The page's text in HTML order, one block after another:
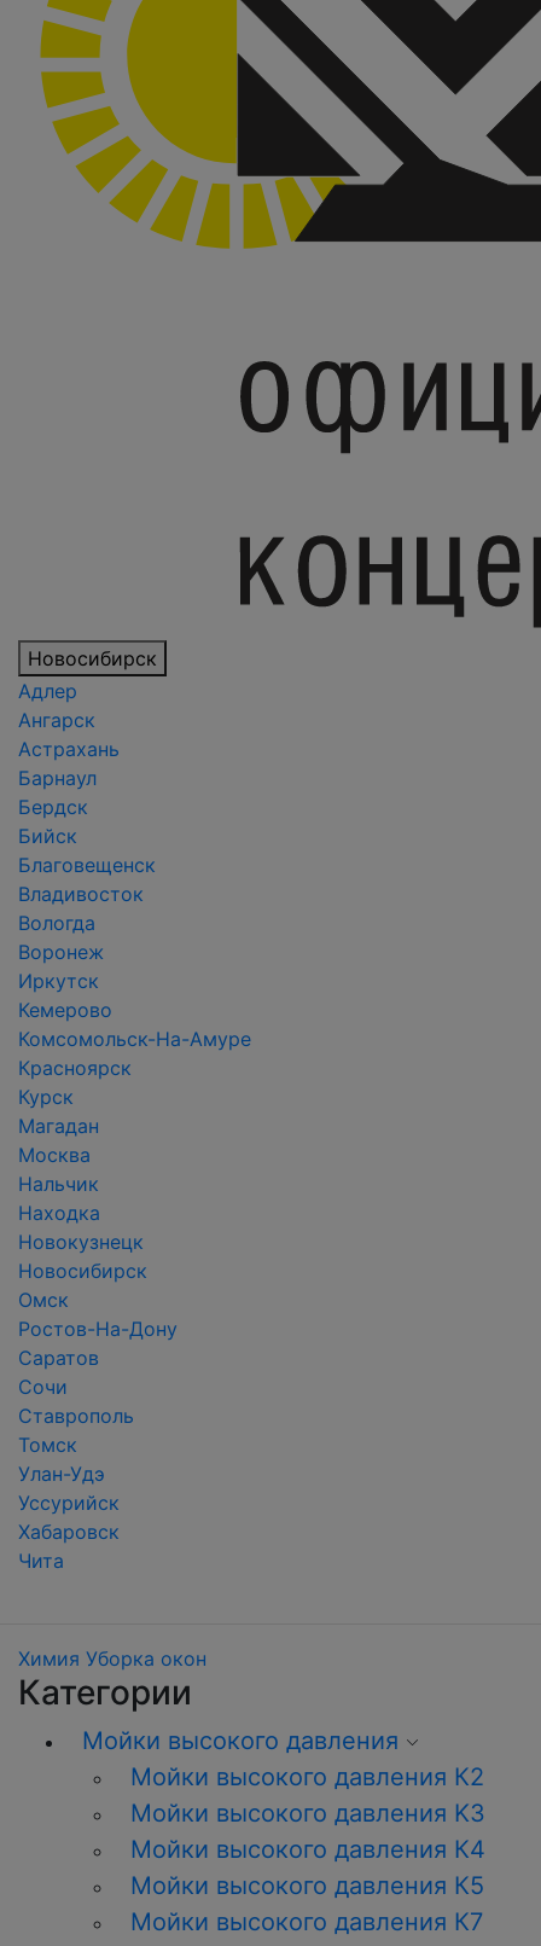
Новосибирск
Адлер
Ангарск
Астрахань
Барнаул
Бердск
Бийск
Благовещенск
Владивосток
Вологда
Воронеж
Иркутск
Кемерово
Комсомольск-На-Амуре
Красноярск
Курск
Магадан
Москва
Нальчик
Находка
Новокузнецк
Новосибирск
Омск
Ростов-На-Дону
Саратов
Сочи
Ставрополь
Томск
Улан-Удэ
Уссурийск
Хабаровск
Чита
Химия Уборка окон
Категории
Мойки высокого давления
Мойки высокого давления К2
Мойки высокого давления K3
Мойки высокого давления К4
Мойки высокого давления К5
Мойки высокого давления К7